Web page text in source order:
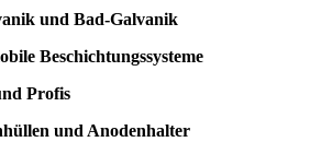
und Bad-Galvanik
Beschichtungssysteme
Profis
und Anodenhalter